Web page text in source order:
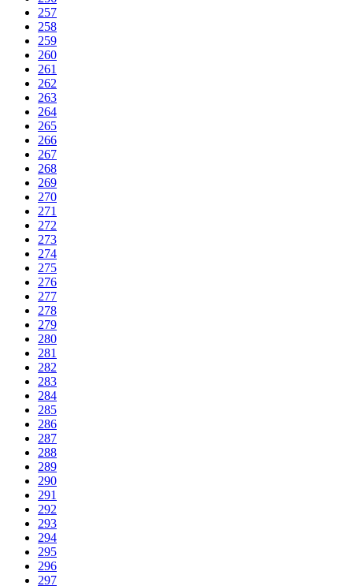
257
258
259
260
261
262
263
264
265
266
267
268
269
270
271
272
273
274
275
276
277
278
279
280
281
282
283
284
285
286
287
288
289
290
291
292
293
294
295
296
297